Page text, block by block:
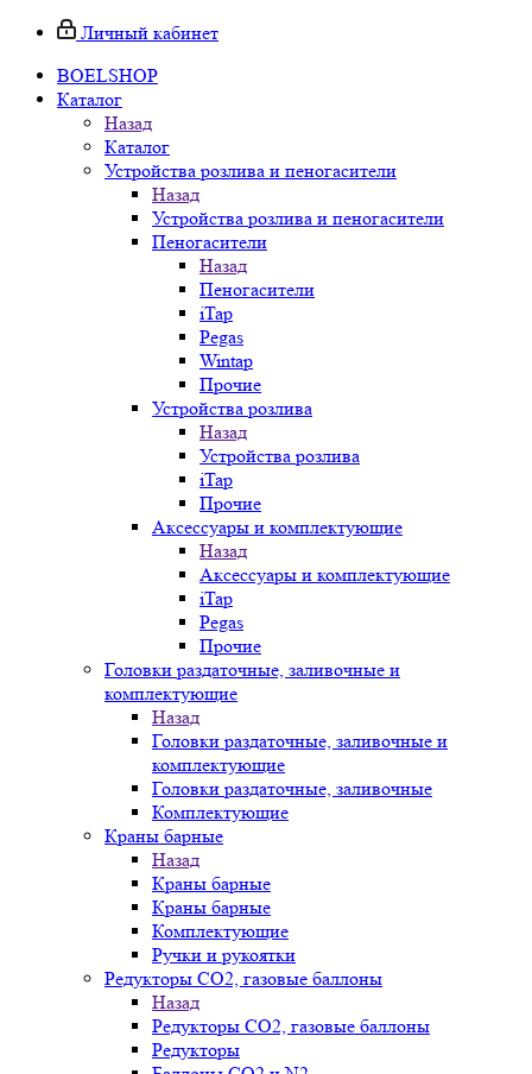
Личный кабинет
BOELSHOP
Каталог
Назад
Каталог
Устройства розлива и пеногасители
Назад
Устройства розлива и пеногасители
Пеногасители
Назад
Пеногасители
iTap
Pegas
Wintap
Прочие
Устройства розлива
Назад
Устройства розлива
iTap
Прочие
Аксессуары и комплектующие
Назад
Аксессуары и комплектующие
iTap
Pegas
Прочие
Головки раздаточные, заливочные и
комплектующие
Назад
Головки раздаточные, заливочные и
комплектующие
Головки раздаточные, заливочные
Комплектующие
Краны барные
Назад
Краны барные
Краны барные
Комплектующие
Ручки и рукоятки
Редукторы СО2, газовые баллоны
Назад
Редукторы СО2, газовые баллоны
Редукторы